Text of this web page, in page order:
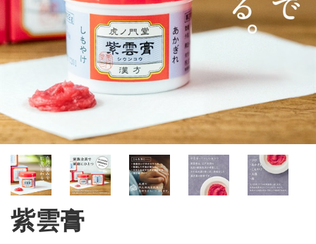
紫雲膏